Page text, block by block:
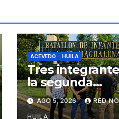
ACEVEDO HUILA
Tres
la segunda
marquetalia, se
sometieron a la
AGO 5, 2026 RED
HUILA